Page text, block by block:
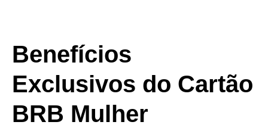
Benefícios
Exclusivos do Cartão
BRB Mulher